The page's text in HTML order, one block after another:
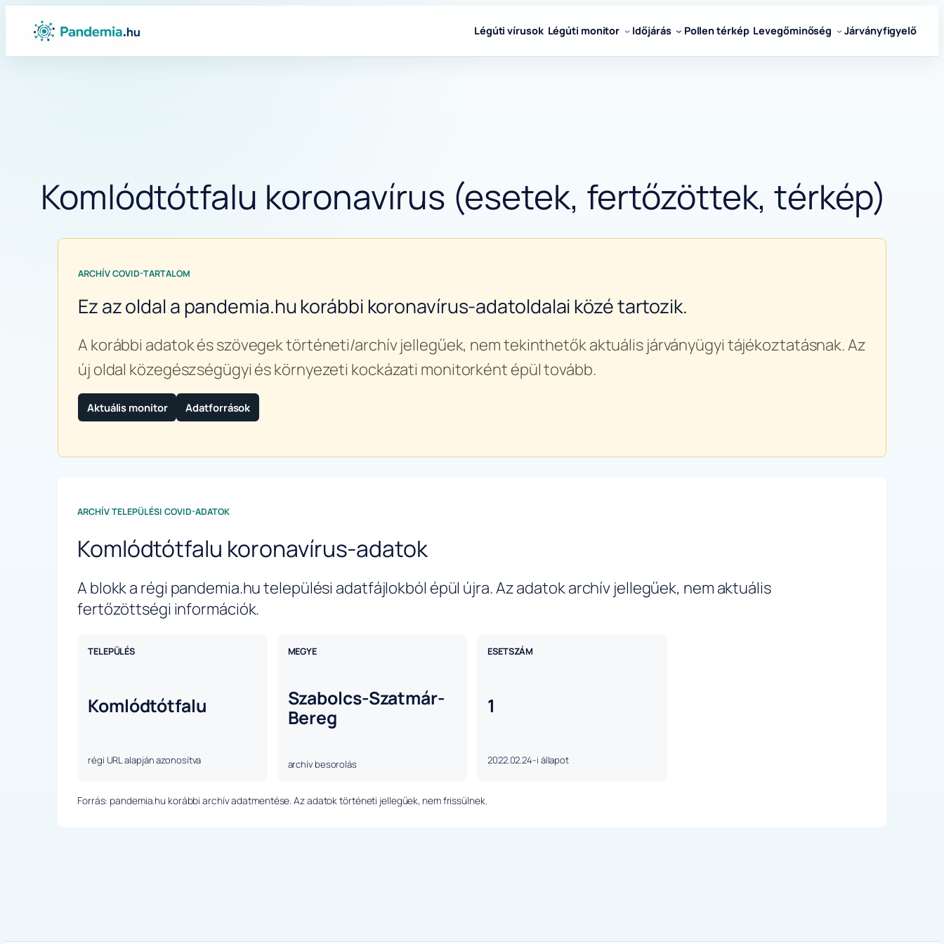
Ugrás
tartalomhoz
Légúti vírusok Légúti monitor Időjárás Pollen térkép Levegőminőség Járványfigyelő
Komlódtótfalu koronavírus (esetek, fertőzöttek, térkép)
ARCHÍV COVID-TARTALOM
Ez az oldal a pandemia.hu korábbi koronavírus-adatoldalai közé tartozik.
A korábbi adatok és szövegek történeti/archív jellegűek, nem tekinthetők aktuális járványügyi tájékoztatásnak. Az
új oldal közegészségügyi és környezeti kockázati monitorként épül tovább.
Aktuális monitor Adatforrások
ARCHÍV TELEPÜLÉSI COVID-ADATOK
Komlódtótfalu koronavírus-adatok
A blokk a régi pandemia.hu települési adatfájlokból épül újra. Az adatok archív jellegűek, nem aktuális
fertőzöttségi információk.
TELEPÜLÉS
Komlódtótfalu
régi URL alapján azonosítva
MEGYE
Szabolcs-Szatmár-
Bereg
archív besorolás
ESETSZÁM
1
2022.02.24-i állapot
Forrás: pandemia.hu korábbi archív adatmentése. Az adatok történeti jellegűek, nem frissülnek.